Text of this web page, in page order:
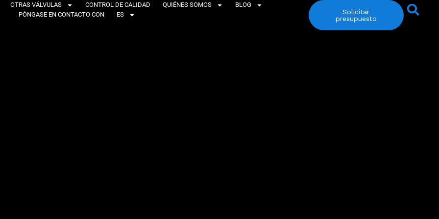
OTRAS VÁLVULAS CONTROL DE CALIDAD QUIÉNES SOMOS
BLOG
PÓNGASE EN CONTACTO CON
ES
Solicitar
presupuesto